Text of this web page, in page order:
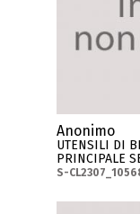
Anonimo
UTENSILI DI
PRINCIPALE
S-